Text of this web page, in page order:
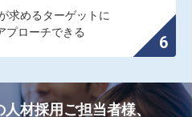
求めるターゲットに
プローチできる
人材採用ご担当者様、